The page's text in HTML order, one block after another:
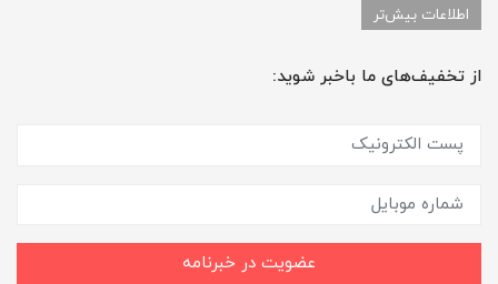
اطلاعات بیش‌تر
از تخفیف‌های ما باخبر شوید:
عضویت در خبرنامه